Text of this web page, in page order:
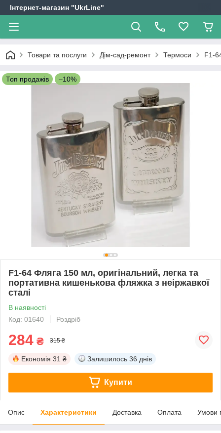
Інтернет-магазин "UkrLine"
Товари та послуги Дім-сад-ремонт Термоси F1-
Топ продажів –10%
F1-64 Фляга 150 мл, оригінальний, легка та
портативна кишенькова фляжка з неіржавкої
сталі
В наявності
Код: 01640
Роздріб
284 ₴ 315 ₴
Економія 31 ₴ Залишилось 36 днів
Купити
Опис Характеристики Доставка Оплата Умови